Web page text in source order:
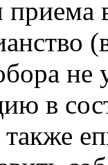
не
в
также